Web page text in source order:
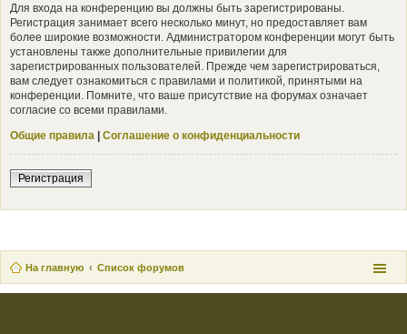
Для входа на конференцию вы должны быть зарегистрированы.
Регистрация занимает всего несколько минут, но предоставляет вам
более широкие возможности. Администратором конференции могут быть
установлены также дополнительные привилегии для
зарегистрированных пользователей. Прежде чем зарегистрироваться,
вам следует ознакомиться с правилами и политикой, принятыми на
конференции. Помните, что ваше присутствие на форумах означает
согласие со всеми правилами.
Общие правила | Соглашение о конфиденциальности
Регистрация
На главную Список форумов